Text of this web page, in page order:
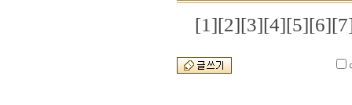
[1][2][3][4][5][6]